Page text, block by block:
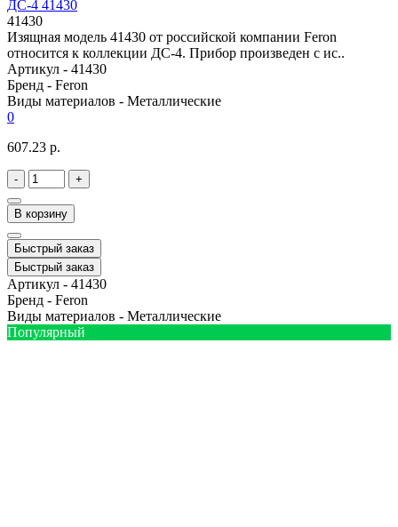
ДС-4 41430
41430
Изящная модель 41430 от российской компании Feron
относится к коллекции ДС-4. Прибор произведен с ис..
Артикул - 41430
Бренд - Feron
Виды материалов - Металлические
0
607.23 р.
- +
В корзину
Быстрый заказ
Быстрый заказ
Артикул - 41430
Бренд - Feron
Виды материалов - Металлические
Популярный